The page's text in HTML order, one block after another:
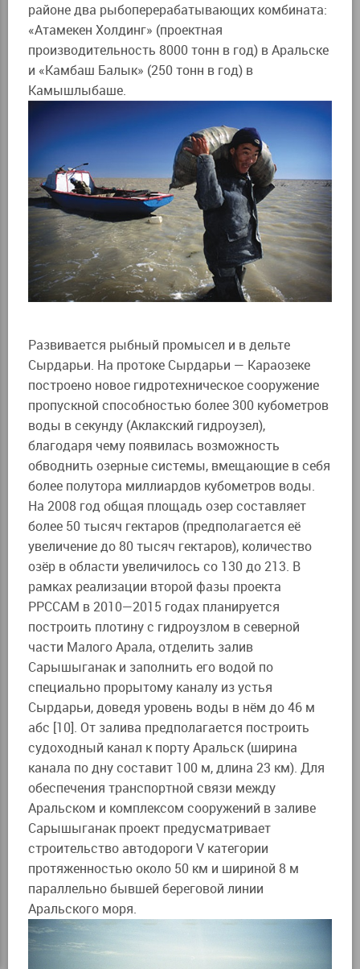
районе два рыбоперерабатывающих комбината:
«Атамекен Холдинг» (проектная
производительность 8000 тонн в год) в Аральске
и «Камбаш Балык» (250 тонн в год) в
Камышлыбаше.
Развивается рыбный промысел и в дельте
Сырдарьи. На протоке Сырдарьи — Караозеке
построено новое гидротехническое сооружение
пропускной способностью более 300 кубометров
воды в секунду (Аклакский гидроузел),
благодаря чему появилась возможность
обводнить озерные системы, вмещающие в себя
более полутора миллиардов кубометров воды.
На 2008 год общая площадь озер составляет
более 50 тысяч гектаров (предполагается её
увеличение до 80 тысяч гектаров), количество
озёр в области увеличилось со 130 до 213. В
рамках реализации второй фазы проекта
РРССАМ в 2010—2015 годах планируется
построить плотину с гидроузлом в северной
части Малого Арала, отделить залив
Сарышыганак и заполнить его водой по
специально прорытому каналу из устья
Сырдарьи, доведя уровень воды в нём до 46 м
абс [10]. От залива предполагается построить
судоходный канал к порту Аральск (ширина
канала по дну составит 100 м, длина 23 км). Для
обеспечения транспортной связи между
Аральском и комплексом сооружений в заливе
Сарышыганак проект предусматривает
строительство автодороги V категории
протяженностью около 50 км и шириной 8 м
параллельно бывшей береговой линии
Аральского моря.